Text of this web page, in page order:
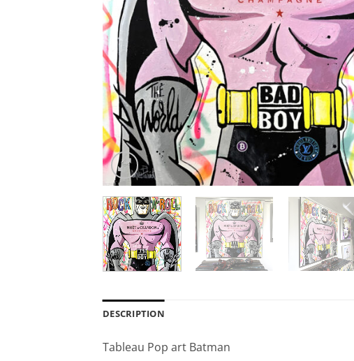
DESCRIPTION
Tableau Pop art Batman